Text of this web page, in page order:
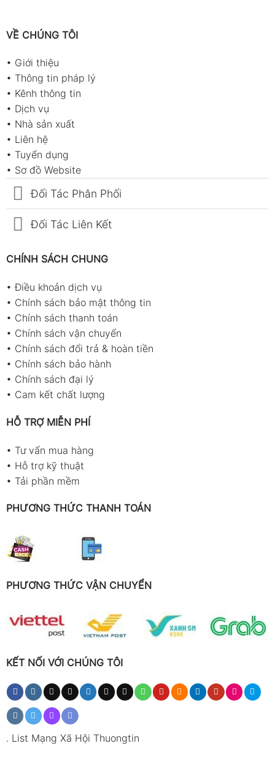
VỀ CHÚNG TÔI
• Giới thiệu
• Thông tin pháp lý
• Kênh thông tin
• Dịch vụ
• Nhà sản xuất
• Liên hệ
• Tuyển dụng
• Sơ đồ Website
Đối Tác Phân Phối
Đối Tác Liên Kết
CHÍNH SÁCH CHUNG
•Điều khoản dịch vụ
• Chính sách bảo mật thông tin
• Chính sách thanh toán
• Chính sách vận chuyển
• Chính sách đổi trả & hoàn tiền
• Chính sách bảo hành
• Chính sách đại lý
• Cam kết chất lượng
HỖ TRỢ MIỄN PHÍ
• Tư vấn mua hàng
• Hỗ trợ kỹ thuật
• Tải phần mềm
PHƯƠNG THỨC THANH TOÁN
PHƯƠNG THỨC VẬN CHUYỂN
KẾT NỐI VỚI CHÚNG TÔI
. List Mạng Xã Hội Thuongtin